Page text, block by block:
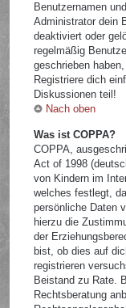
Benutzernamen
Administrator dein
deaktiviert oder
regelmäßig
geschrieben
Registriere dich
Diskussionen teil!
Nach oben
Was ist COPPA?
COPPA,
Act of 1998
von Kindern im
welches festlegt,
persönliche Daten
hierzu die
der
bist, ob dies auf
registrieren
Beistand zu Rate.
Rechtsberatung